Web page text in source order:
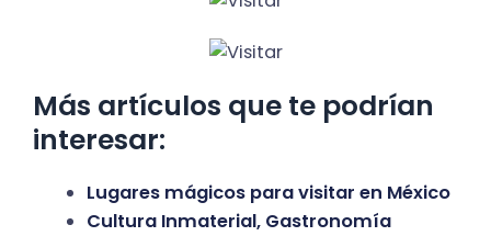
Más artículos que te podrían
interesar:
Lugares mágicos para visitar en México
Cultura Inmaterial, Gastronomía